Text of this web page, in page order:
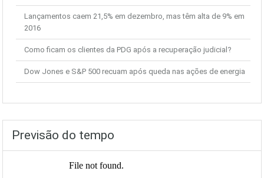
Lançamentos caem 21,5% em dezembro, mas têm alta de 9% em
2016
Como ficam os clientes da PDG após a recuperação judicial?
Dow Jones e S&P 500 recuam após queda nas ações de energia
Previsão do tempo